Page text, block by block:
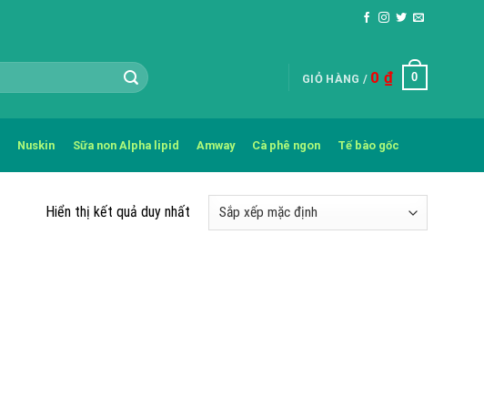
GIỎ HÀNG / 0 ₫ 0
Nuskin Sữa non Alpha lipid Amway Cà phê ngon Tế bào gốc
Hiển thị kết quả duy nhất